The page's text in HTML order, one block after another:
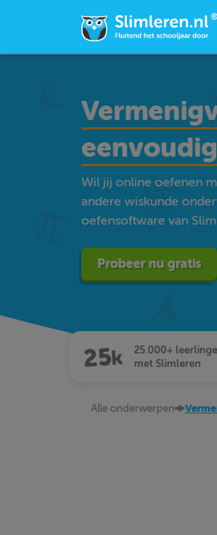
eenvoudig
Wil jij online oefenen
andere wiskunde
oefensoftware van
Probeer nu gratis
25.000+
met Slimleren
Alle onderwerpen